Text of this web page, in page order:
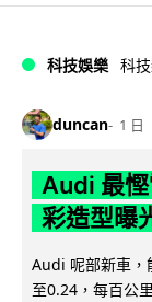
科技娛樂 科
duncan 1 日
Audi 最
彩造型曝
Audi 呢部新車，
至0.24，每百公